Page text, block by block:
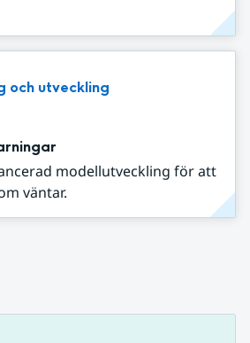
och utveckling
modellutveckling för att
väntar.